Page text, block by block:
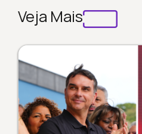
Veja Mais